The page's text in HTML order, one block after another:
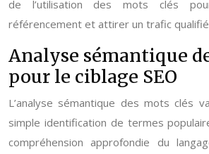
de l’utilisation des mots clés
référencement et attirer un trafic
Analyse sémantique
pour le ciblage SEO
L’analyse sémantique des mots clés
simple identification de termes
compréhension approfondie du